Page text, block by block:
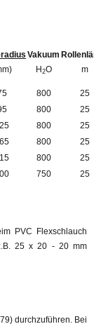
Vakuum
H 2O
m
800
25
800
25
800
25
800
25
800
25
750 25
PVC Flexschlauch
25 x 20 - 20 mm
durchzuführen. Bei